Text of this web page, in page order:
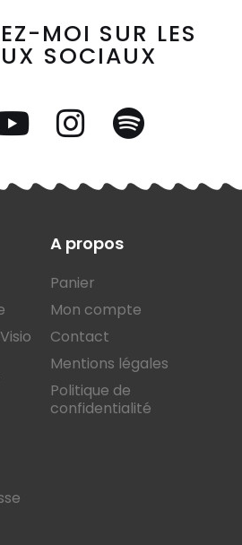
MOI SUR LES
SOCIAUX
A propos
Panier
Mon compte
Contact
Mentions légales
Politique de
confidentialité